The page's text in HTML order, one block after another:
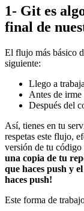
1- Git es
final de
El flujo más básico
siguiente:
Llego a
Antes de
Después del
Así, tienes en tu
respetas este flujo,
versión de tu
una copia de tu
que haces push y
haces push!
Este forma de